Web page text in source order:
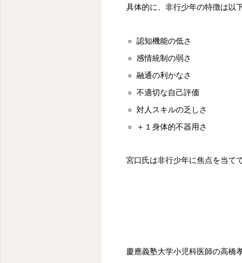
具体的に、非行少年の特徴は以
認知機能の低さ
感情統制の弱さ
融通の利かなさ
不適切な自己評価
対人スキルの乏しさ
＋１身体的不器用さ
宮口氏は非行少年に焦点を当て
慶應義塾大学小児科医師の高橋